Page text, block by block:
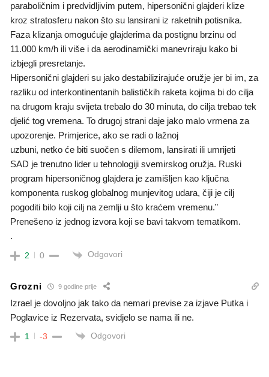
paraboličnim i predvidljivim putem, hipersonični glajderi klize
kroz stratosferu nakon što su lansirani iz raketnih potisnika.
Faza klizanja omogućuje glajderima da postignu brzinu od
11.000 km/h ili više i da aerodinamički manevriraju kako bi
izbjegli presretanje.
Hipersonični glajderi su jako destabilizirajuće oružje jer bi im, za
razliku od interkontinentanih balističkih raketa kojima bi do cilja
na drugom kraju svijeta trebalo do 30 minuta, do cilja trebao tek
djelić tog vremena. To drugoj strani daje jako malo vrmena za
upozorenje. Primjerice, ako se radi o lažnoj
uzbuni, netko će biti suočen s dilemom, lansirati ili umrijeti
SAD je trenutno lider u tehnologiji svemirskog oružja. Ruski
program hipersoničnog glajdera je zamišljen kao ključna
komponenta ruskog globalnog munjevitog udara, čiji je cilj
pogoditi bilo koji cilj na zemlji u što kraćem vremenu.”
Prenešeno iz jednog izvora koji se bavi takvom tematikom.
.
2 0 Odgovori
Grozni 9 godine prije
Izrael je dovoljno jak tako da nemari previse za izjave Putka i
Poglavice iz Rezervata, svidjelo se nama ili ne.
1 -3 Odgovori